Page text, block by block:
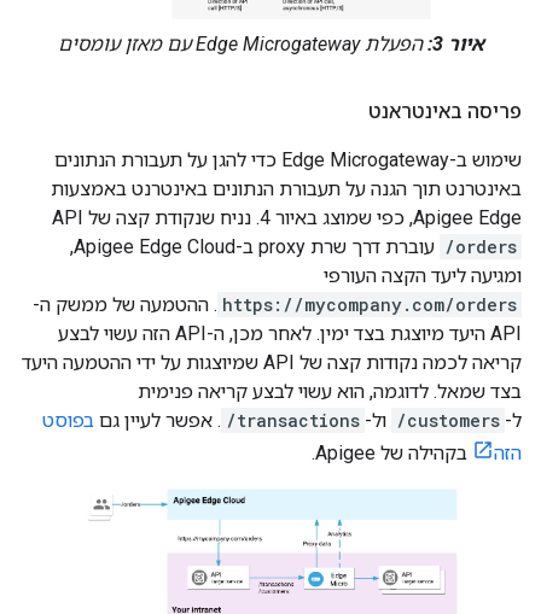
איור 3: הפעלת Edge Microgateway עם מאזן עומסים
פריסה באינטראנט
שימוש ב-Edge Microgateway כדי להגן על תעבורת הנתונים
באינטרנט תוך הגנה על תעבורת הנתונים באינטרנט באמצעות
Apigee Edge, כפי שמוצג באיור 4. נניח שנקודת קצה של API‏
/orders
עוברת דרך שרת proxy ב-Apigee Edge Cloud,
ומגיעה ליעד הקצה העורפי
https://mycompany.com/orders . ההטמעה של ממשק ה-
API היעד מיוצגת בצד ימין. לאחר מכן, ה-API הזה עשוי לבצע
קריאה לכמה נקודות קצה של API שמיוצגות על ידי ההטמעה היעד
בצד שמאל. לדוגמה, הוא עשוי לבצע קריאה פנימית
ל- /customers ול- /transactions . אפשר לעיין גם בפוסט
הזה
בקהילה של Apigee.